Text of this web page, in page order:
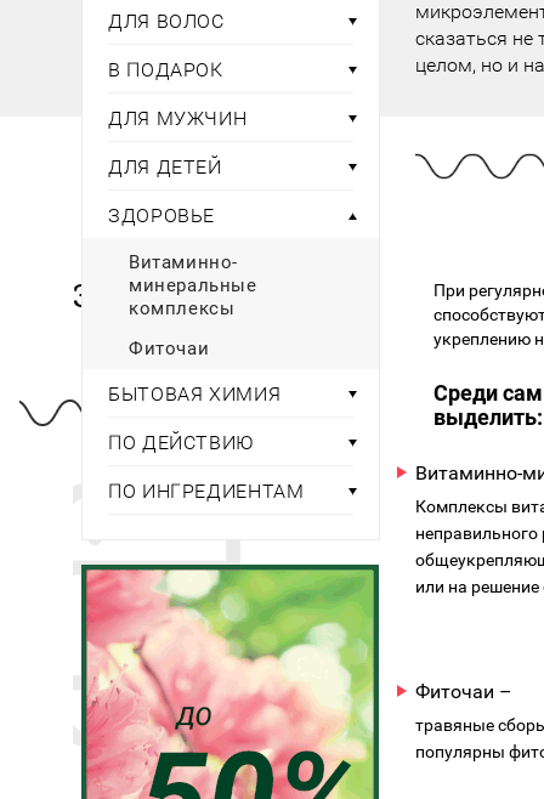
Для детей
Здоровье
Бытовая химия
Румяна
Для фиксации
Тональные основы
ДЛЯ ГЛАЗ
Тени для век
Туши для ресниц
Самыйширокий ассортимент косметики
Туши для ресниц
ДЛЯ ВОЛОС
В ПОДАРОК
ДЛЯ МУЖЧИН
ДЛЯ ДЕТЕЙ
ЗДОРОВЬЕ
Витаминно-
минеральные
комплексы
Фиточаи
БЫТОВАЯ ХИМИЯ
ПО ДЕЙСТВИЮ
ПО ИНГРЕДИЕНТАМ
сказаться не
целом, но и
Здоровье
При
укреплению
Среди
выделить:
Витаминно-
Комплексы
или на
Фиточаи –
травяные
популярны